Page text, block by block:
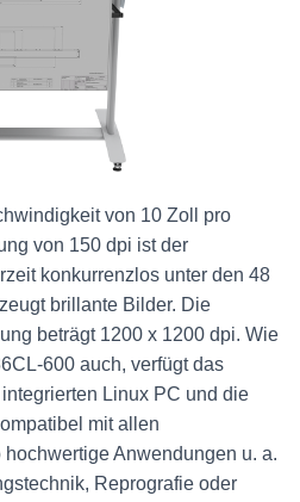
von 10 Zoll pro
von 150 dpi ist der
konkurrenzlos unter den 48
brillante Bilder. Die
beträgt 1200 x 1200 dpi. Wie
600 auch, verfügt das
Linux PC und die
mit allen
Anwendungen u. a.
Reprografie oder